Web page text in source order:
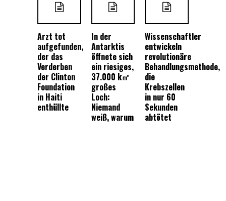
Arzt tot
aufgefunden,
der das
Verderben
der Clinton
Foundation
in Haiti
enthüllte
In der
Antarktis
öffnete sich
ein riesiges,
37.000 k㎡
großes
Loch:
Niemand
weiß, warum
Wissenschaftler
entwickeln
revolutionäre
Behandlungsmethode,
die
Krebszellen
in nur 60
Sekunden
abtötet